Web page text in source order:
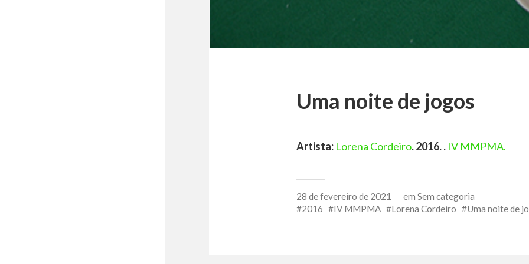
Uma noite de jogos
Artista: Lorena Cordeiro. 2016. . IV MMPMA.
28 de fevereiro de 2021 em Sem categoria
2016
IV MMPMA Lorena Cordeiro Uma noite de